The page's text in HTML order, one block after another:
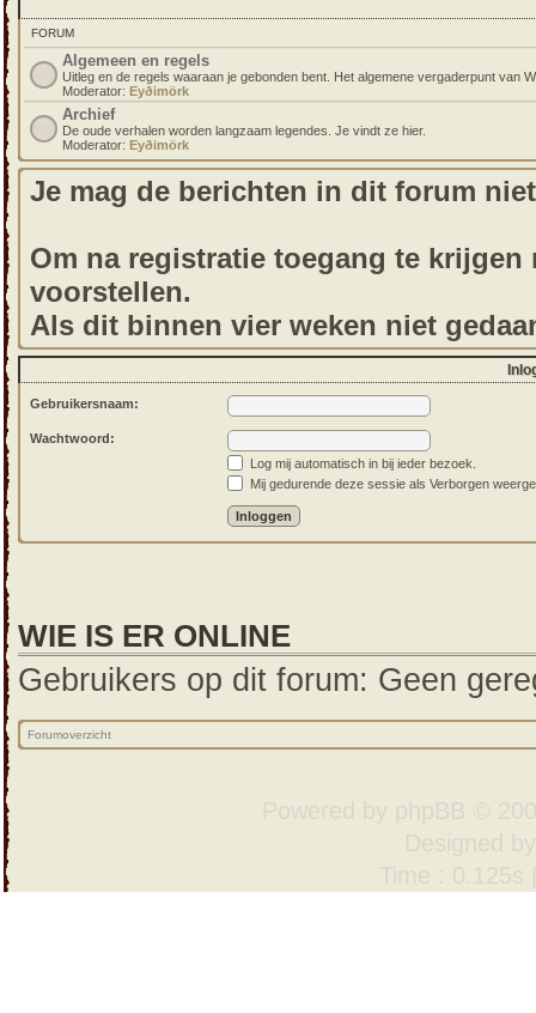
FORUM
Algemeen en regels
Uitleg en de regels waaraan je gebonden bent. Het algemene vergaderpunt van
Moderator: Eyðimörk
Archief
De oude verhalen worden langzaam legendes. Je vindt ze hier.
Moderator: Eyðimörk
Je mag de berichten in dit forum
Om na registratie toegang te
voorstellen.
Als dit binnen vier weken niet
Gebruikersnaam:
Wachtwoord:
Log mij automatisch in bij ieder bezoek.
Mij gedurende deze sessie als Verborgen
WIE IS ER ONLINE
Gebruikers op dit forum: Geen
Forumoverzicht